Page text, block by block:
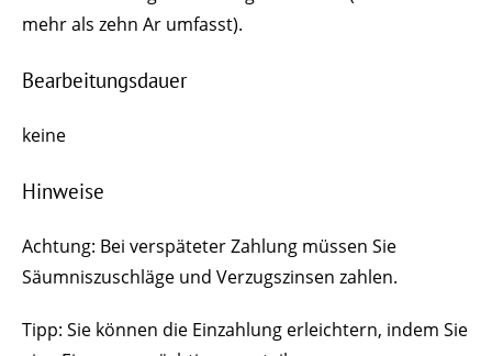
mehr als zehn Ar umfasst).
Bearbeitungsdauer
keine
Hinweise
Achtung: Bei verspäteter Zahlung müssen Sie
Säumniszuschläge und Verzugszinsen zahlen.
Tipp: Sie können die Einzahlung erleichtern, indem Sie